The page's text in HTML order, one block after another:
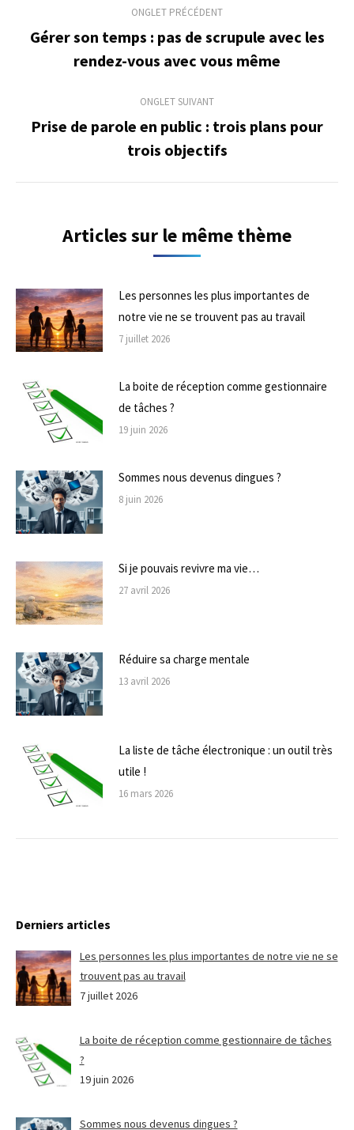
de
commentaire
ONGLET PRÉCÉDENT
Onglet
précédent
Gérer son temps : pas de scrupule avec les
rendez-vous avec vous même
ONGLET SUIVANT
Onglet
suivant
Prise de parole en public : trois plans pour
trois objectifs
Articles sur le même thème
Les personnes les plus importantes de
notre vie ne se trouvent pas au travail
7 juillet 2026
La boite de réception comme gestionnaire
de tâches ?
19 juin 2026
Sommes nous devenus dingues ?
8 juin 2026
Si je pouvais revivre ma vie…
27 avril 2026
Réduire sa charge mentale
13 avril 2026
La liste de tâche électronique : un outil très
utile !
16 mars 2026
Derniers articles
Les personnes les plus importantes de notre vie ne se
trouvent pas au travail
7 juillet 2026
La boite de réception comme gestionnaire de tâches
?
19 juin 2026
Sommes nous devenus dingues ?